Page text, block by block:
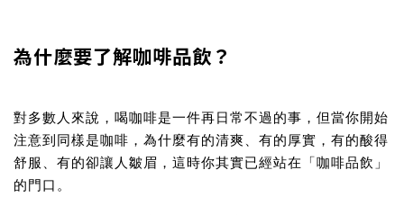
為什麼要了解咖啡品飲？
對多數人來說，喝咖啡是一件再日常不過的事，但當你開始
注意到同樣是咖啡，為什麼有的清爽、有的厚實，有的酸得
舒服、有的卻讓人皺眉，這時你其實已經站在「咖啡品飲」
的門口。